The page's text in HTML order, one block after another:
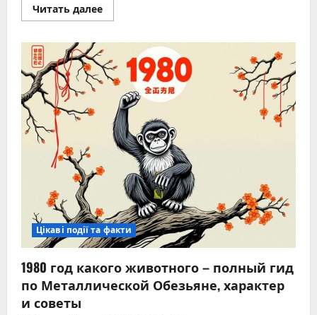
Читать далееПрочитать
больше
конфеты
–
какие
выбрать,
состав,
рецепты,
полный
гид
Цікаві події та факти
1980 год какого животного – полный гид
по Металлической Обезьяне, характер
и советы